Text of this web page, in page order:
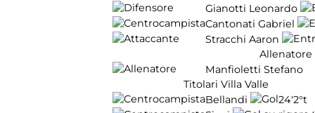
Gianotti Leonardo
Cantonati Gabriel
Stracchi Aaron
Allenatore
Manfioletti Stefano
Titolari Villa Valle
Bellandi
24'2°t